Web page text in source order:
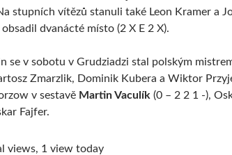
stupních vítězů stanuli také Leon Kramer a
obsadil dvanácté místo (2 X E 2 X).
se v sobotu v Grudziadzi stal polským
Zmarzlik, Dominik Kubera a Wiktor
v sestavě Martin Vaculík (0 – 2 2 1 -),
Fajfer.
views, 1 view today